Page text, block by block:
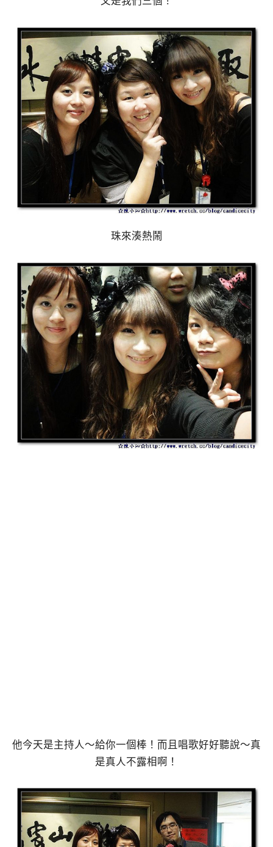
珠來湊熱鬧
他今天是主持人～給你一個棒！而且唱歌好好聽說～真
是真人不露相啊！